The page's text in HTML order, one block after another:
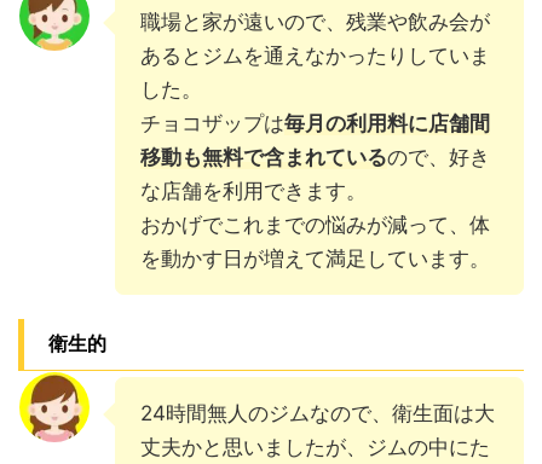
職場と家が遠いので、残業や飲み会が
あるとジムを通えなかったりしていま
した。
チョコザップは毎月の利用料に店舗間
移動も無料で含まれているので、好き
な店舗を利用できます。
おかげでこれまでの悩みが減って、体
を動かす日が増えて満足しています。
衛生的
24時間無人のジムなので、衛生面は大
丈夫かと思いましたが、ジムの中にた